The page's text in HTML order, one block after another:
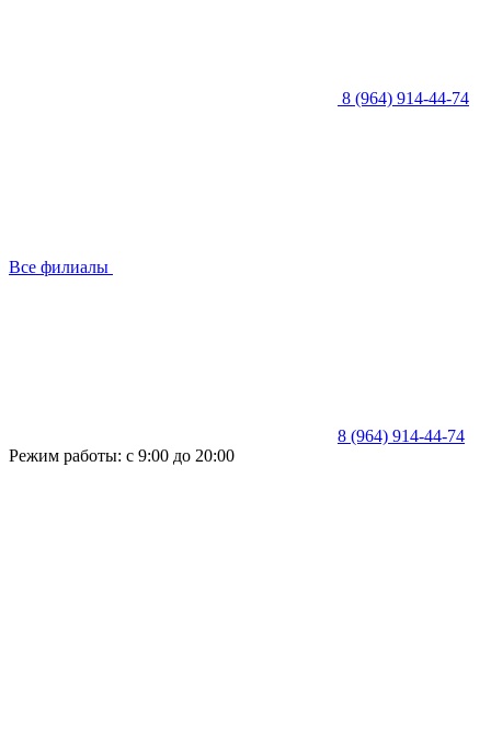
8 (964) 914-44-74
Все филиалы
8 (964) 914-44-74
Режим работы: с 9:00 до 20:00